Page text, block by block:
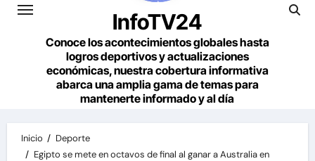
InfoTV24
Conoce los acontecimientos globales hasta
logros deportivos y actualizaciones
económicas, nuestra cobertura informativa
abarca una amplia gama de temas para
mantenerte informado y al día
Inicio
Deporte
Egipto se mete en octavos de final al ganar a Australia en